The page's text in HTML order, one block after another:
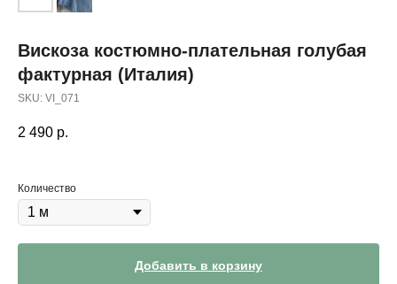
Вискоза костюмно-плательная голубая
фактурная (Италия)
SKU: VI_071
2 490 р.
Количество
Добавить в корзину